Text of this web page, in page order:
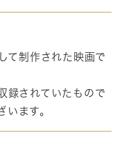
て制作された映画で
録されていたもので
います。